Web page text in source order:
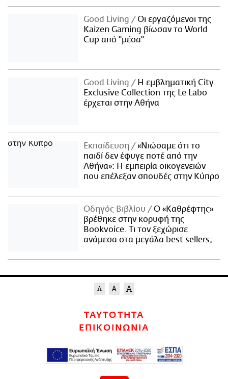
Good Living
Οι εργαζόμενοι της
Kaizen Gaming βίωσαν το World
Cup από "μέσα"
Good Living
Η εμβληματική City
Exclusive Collection της Le Labo
έρχεται στην Αθήνα
Εκπαίδευση
«Νιώσαμε ότι το
παιδί δεν έφυγε ποτέ από την
Αθήνα»: Η εμπειρία οικογενειών
που επέλεξαν σπουδές στην Κύπρο
Οδηγός Βιβλίου
Ο «Καθρέφτης»
βρέθηκε στην κορυφή της
Bookvoice. Τι τον ξεχώρισε
ανάμεσα στα μεγάλα best sellers;
ΤΑΥΤΟΤΗΤΑ
ΕΠΙΚΟΙΝΩΝΙΑ